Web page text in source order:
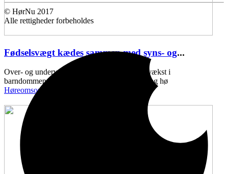
Fødselsvægt kædes sammen med syns- og...
Over- og undervægt ved fødslen, samt ringe vækst i
barndommen, kan kædes sammen med syns- og hø
Høreomsorg
11:43 onsdag den 10. maj , 2017
© HørNu 2017
Alle rettigheder forbeholdes